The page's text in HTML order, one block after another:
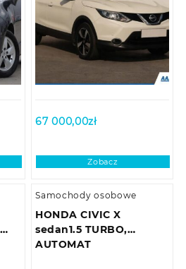
67 000,00zł
Zobacz
Samochody osobowe
HONDA CIVIC X
sedan1.5 TURBO,
AUTOMAT